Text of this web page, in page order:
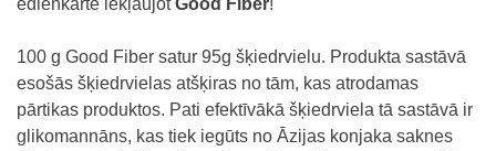
ēdienkartē iekļaujotGood Fiber!
100 g Good Fiber satur 95g šķiedrvielu. Produkta sastāvā
esošās šķiedrvielas atšķiras no tām, kas atrodamas
pārtikas produktos. Pati efektīvākā šķiedrviela tā sastāvā ir
glikomannāns, kas tiek iegūts no Āzijas konjaka saknes